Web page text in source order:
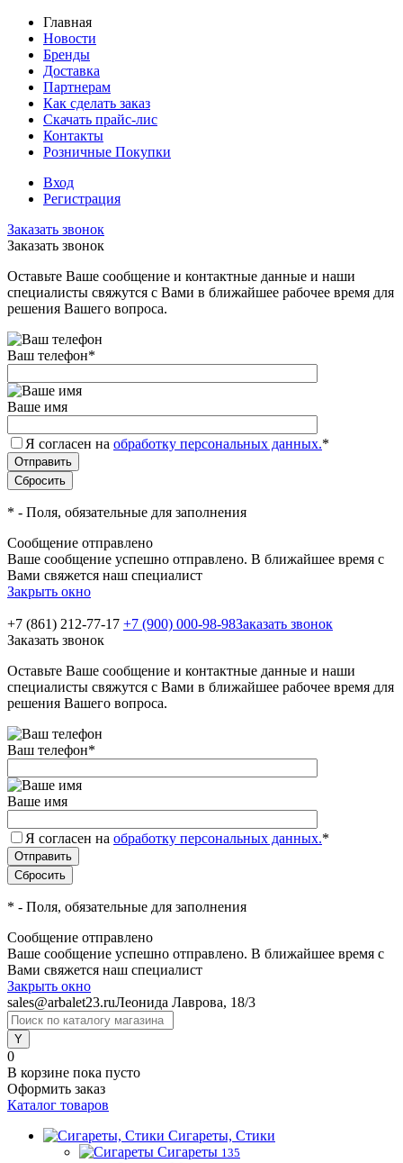
Главная
Новости
Бренды
Доставка
Партнерам
Как сделать заказ
Скачать прайс-лис
Контакты
Розничные Покупки
Вход
Регистрация
Заказать звонок
Заказать звонок
Оставьте Ваше сообщение и контактные данные и наши
специалисты свяжутся с Вами в ближайшее рабочее время для
решения Вашего вопроса.
Ваш телефон*
Ваше имя
Я согласен на обработку персональных данных.*
* - Поля, обязательные для заполнения
Сообщение отправлено
Ваше сообщение успешно отправлено. В ближайшее время с
Вами свяжется наш специалист
Закрыть окно
+7 (861) 212-77-17 +7 (900) 000-98-98Заказать звонок
Заказать звонок
Оставьте Ваше сообщение и контактные данные и наши
специалисты свяжутся с Вами в ближайшее рабочее время для
решения Вашего вопроса.
Ваш телефон*
Ваше имя
Я согласен на обработку персональных данных.*
* - Поля, обязательные для заполнения
Сообщение отправлено
Ваше сообщение успешно отправлено. В ближайшее время с
Вами свяжется наш специалист
Закрыть окно
sales@arbalet23.ruЛеонида Лаврова, 18/3
0
В корзине пока пусто
Оформить заказ
Каталог товаров
Сигареты, Стики
Сигареты 135